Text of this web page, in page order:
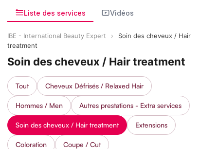
Liste des services Vidéos
IBE - International Beauty Expert ›
Soin des cheveux / Hair
treatment
Soin des cheveux / Hair treatment
Tout Cheveux Défrisés / Relaxed Hair
Hommes / Men Autres prestations - Extra services
Soin des cheveux / Hair treatment Extensions
Coloration Coupe / Cut